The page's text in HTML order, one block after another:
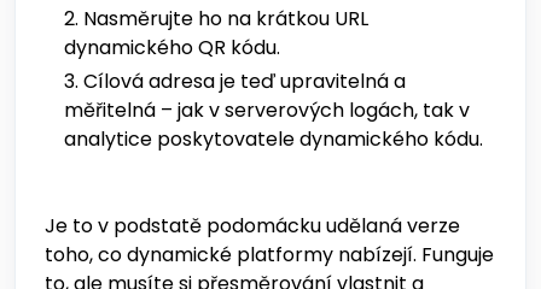
Nasměrujte ho na krátkou URL
dynamického QR kódu.
Cílová adresa je teď upravitelná a
měřitelná – jak v serverových logách, tak v
analytice poskytovatele dynamického kódu.
Je to v podstatě podomácku udělaná verze
toho, co dynamické platformy nabízejí. Funguje